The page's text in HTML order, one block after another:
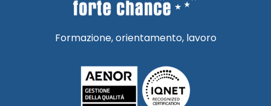
Formazione, orientamento, lavoro